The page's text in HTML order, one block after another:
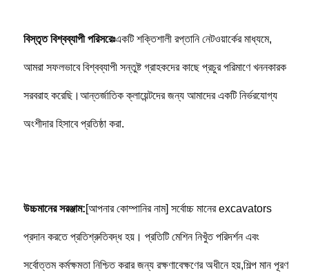
বিস্তৃত বিশ্বব্যাপী পরিসরেঃএকটি শক্তিশালী রপ্তানি নেটওয়ার্কের মাধ্যমে,
আমরা সফলভাবে বিশ্বব্যাপী সন্তুষ্ট গ্রাহকদের কাছে প্রচুর পরিমাণে খননকারক
সরবরাহ করেছি।আন্তর্জাতিক ক্লায়েন্টদের জন্য আমাদের একটি নির্ভরযোগ্য
অংশীদার হিসাবে প্রতিষ্ঠা করা.
উচ্চমানের সরঞ্জাম:[আপনার কোম্পানির নাম] সর্বোচ্চ মানের excavators
প্রদান করতে প্রতিশ্রুতিবদ্ধ হয়। প্রতিটি মেশিন নিখুঁত পরিদর্শন এবং
সর্বোত্তম কর্মক্ষমতা নিশ্চিত করার জন্য রক্ষণাবেক্ষণের অধীনে হয়,শিল্প মান পূরণ